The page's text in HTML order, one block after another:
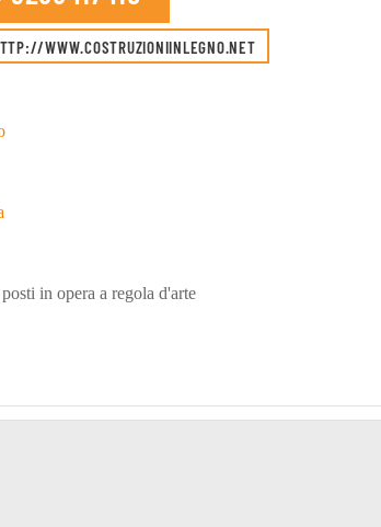
WWW.COSTRUZIONIINLEGNO.NET
in opera a regola d'arte